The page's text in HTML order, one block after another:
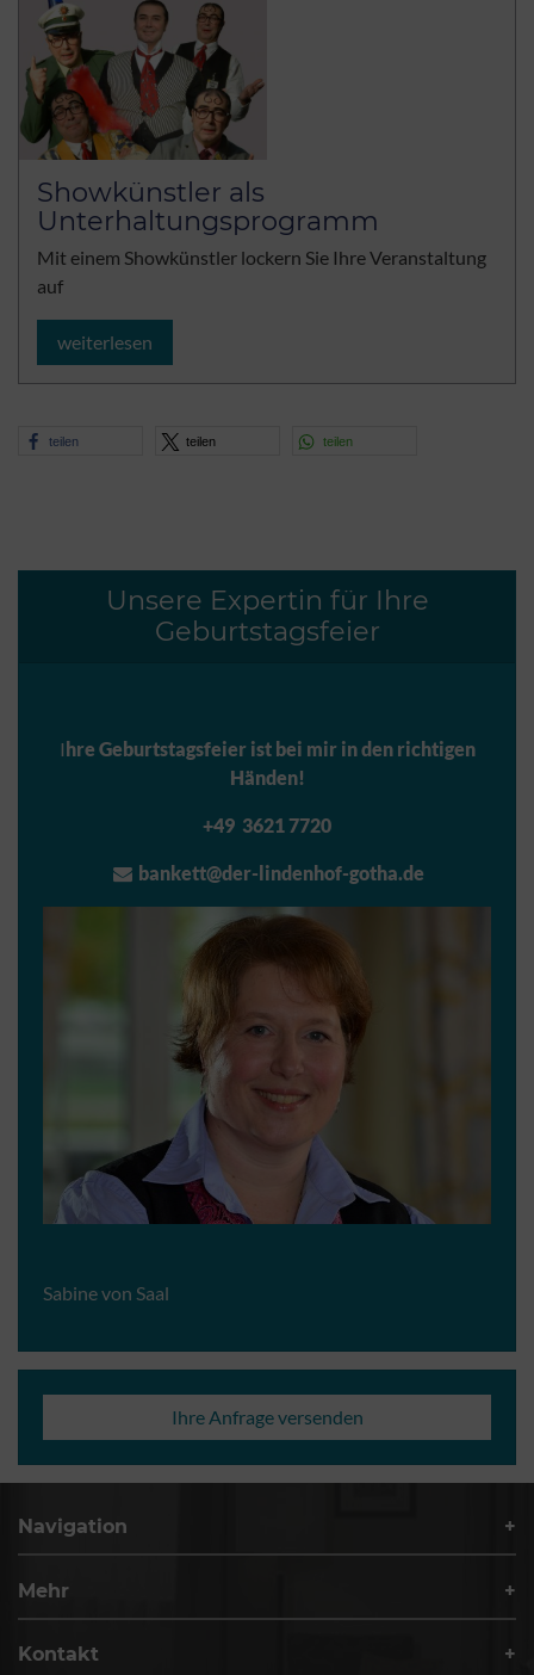
Showkünstler als
Unterhaltungsprogramm
Mit einem Showkünstler lockern Sie Ihre Veranstaltung
auf
weiterlesen
teilen teilen teilen
Unsere Expertin für Ihre
Geburtstagsfeier
Ihre Geburtstagsfeier ist bei mir in den richtigen
Händen!
+49 3621 7720
bankett@der-lindenhof-gotha.de
Sabine von Saal
Ihre Anfrage versenden
Navigation
Mehr
Kontakt